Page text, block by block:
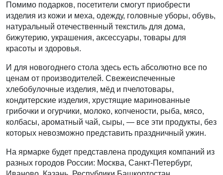
Помимо подарков, посетители смогут приобрести
изделия из кожи и меха, одежду, головные уборы, обувь,
натуральный отечественный текстиль для дома,
бижутерию, украшения, аксессуары, товары для
красоты и здоровья.
И для новогоднего стола здесь есть абсолютно все по
ценам от производителей. Свежеиспеченные
хлебобулочные изделия, мёд и пчелотовары,
кондитерские изделия, хрустящие маринованные
грибочки и огурчики, молоко, копчености, рыба, мясо,
колбасы, ароматный чай, сыры, — все эти продукты, без
которых невозможно представить праздничный ужин.
На ярмарке будет представлена продукция компаний из
разных городов России: Москва, Санкт-Петербург,